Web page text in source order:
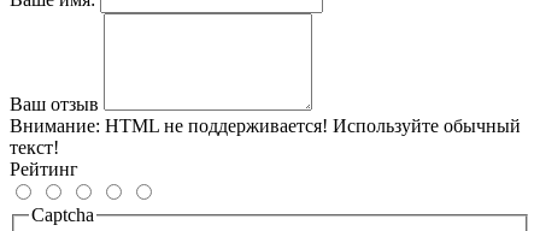
Ваш отзыв
Внимание: HTML не поддерживается! Используйте обычный
текст!
Рейтинг
Captcha